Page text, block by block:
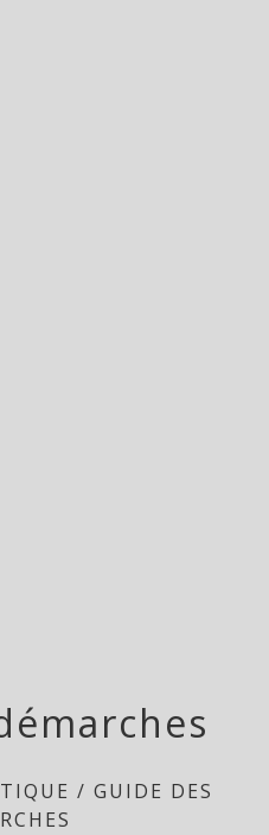
/ GUIDE DES